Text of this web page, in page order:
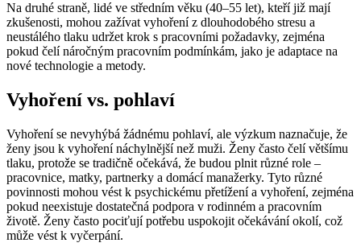
Na druhé straně, lidé ve středním věku (40–55 let), kteří již mají
zkušenosti, mohou zažívat vyhoření z dlouhodobého stresu a
neustálého tlaku udržet krok s pracovními požadavky, zejména
pokud čelí náročným pracovním podmínkám, jako je adaptace na
nové technologie a metody.
Vyhoření vs. pohlaví
Vyhoření se nevyhýbá žádnému pohlaví, ale výzkum naznačuje, že
ženy jsou k vyhoření náchylnější než muži. Ženy často čelí většímu
tlaku, protože se tradičně očekává, že budou plnit různé role –
pracovnice, matky, partnerky a domácí manažerky. Tyto různé
povinnosti mohou vést k psychickému přetížení a vyhoření, zejména
pokud neexistuje dostatečná podpora v rodinném a pracovním
životě. Ženy často pociťují potřebu uspokojit očekávání okolí, což
může vést k vyčerpání.